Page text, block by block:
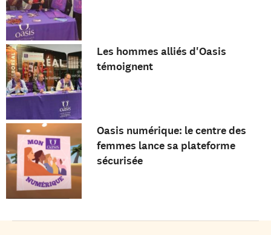
Les hommes alliés d'Oasis
témoignent
Oasis numérique: le centre des
femmes lance sa plateforme
sécurisée